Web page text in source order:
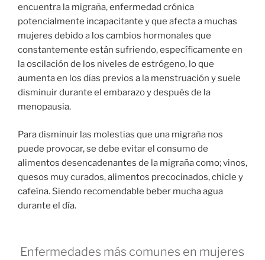
encuentra la migraña, enfermedad crónica
potencialmente incapacitante y que afecta a muchas
mujeres debido a los cambios hormonales que
constantemente están sufriendo, específicamente en
la oscilación de los niveles de estrógeno, lo que
aumenta en los días previos a la menstruación y suele
disminuir durante el embarazo y después de la
menopausia.
Para disminuir las molestias que una migraña nos
puede provocar, se debe evitar el consumo de
alimentos desencadenantes de la migraña como; vinos,
quesos muy curados, alimentos precocinados, chicle y
cafeína. Siendo recomendable beber mucha agua
durante el día.
Enfermedades más comunes en mujeres